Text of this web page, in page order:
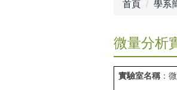
首頁 學系
微量分析
實驗室名稱 ：